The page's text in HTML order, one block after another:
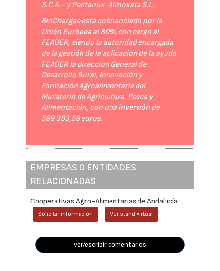
S.C.A.- y Pentanux-Almoxata S.L.
BioChargae está cofinanciado por la
Unión Europea al 80% con cargo al
FEADER, siendo la autoridad encargada
de la gestión de la aplicación de la ayuda
FEADER la dirección General de
Desarrollo Rural, Innovación y
Formación Agroalimentaria del
Ministerio de Agricultura, Pesca y
Alimentación, con una inversión de
599.383,59 euros.
EMPRESAS O ENTIDADES
RELACIONADAS
Cooperativas Agro-Alimentarias de Andalucía
Solicitar información Ver stand virtual
ver/escribir comentarios